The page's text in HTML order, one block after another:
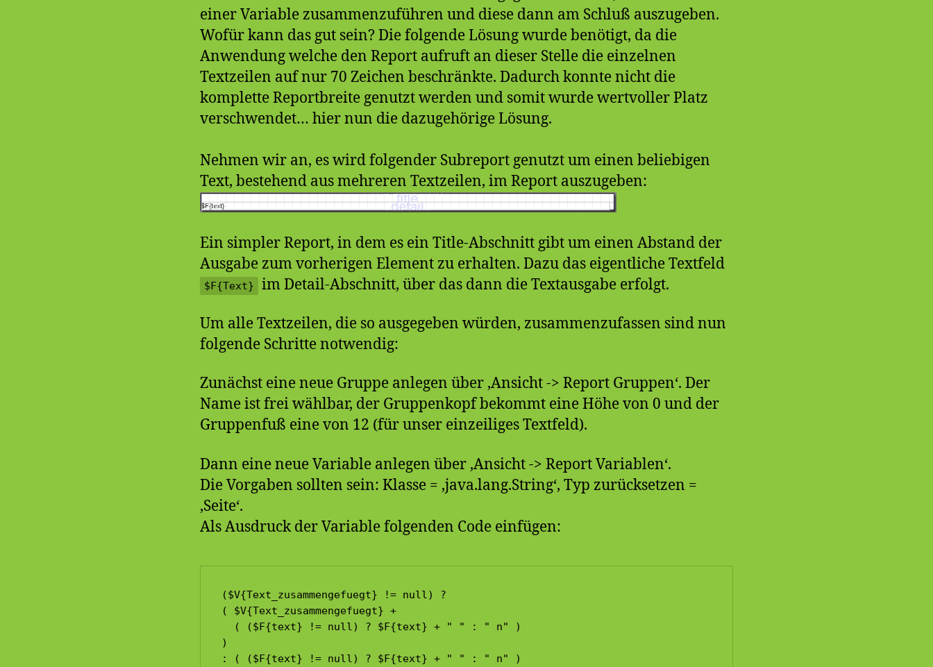
einer Variable zusammenzuführen und diese dann am Schluß auszugeben.
Wofür kann das gut sein? Die folgende Lösung wurde benötigt, da die
Anwendung welche den Report aufruft an dieser Stelle die einzelnen
Textzeilen auf nur 70 Zeichen beschränkte. Dadurch konnte nicht die
komplette Reportbreite genutzt werden und somit wurde wertvoller Platz
verschwendet… hier nun die dazugehörige Lösung.
Nehmen wir an, es wird folgender Subreport genutzt um einen beliebigen
Text, bestehend aus mehreren Textzeilen, im Report auszugeben:
Ein simpler Report, in dem es ein Title-Abschnitt gibt um einen Abstand der
Ausgabe zum vorherigen Element zu erhalten. Dazu das eigentliche Textfeld
$F{Text} im Detail-Abschnitt, über das dann die Textausgabe erfolgt.
Um alle Textzeilen, die so ausgegeben würden, zusammenzufassen sind nun
folgende Schritte notwendig:
Zunächst eine neue Gruppe anlegen über ‚Ansicht -> Report Gruppen‘. Der
Name ist frei wählbar, der Gruppenkopf bekommt eine Höhe von 0 und der
Gruppenfuß eine von 12 (für unser einzeiliges Textfeld).
Dann eine neue Variable anlegen über ‚Ansicht -> Report Variablen‘.
Die Vorgaben sollten sein: Klasse = ‚java.lang.String‘, Typ zurücksetzen =
‚Seite‘.
Als Ausdruck der Variable folgenden Code einfügen:
($V{Text_zusammengefuegt} != null) ?
( $V{Text_zusammengefuegt} +
  ( ($F{text} != null) ? $F{text} + " " : " n" )
)
: ( ($F{text} != null) ? $F{text} + " " : " n" )